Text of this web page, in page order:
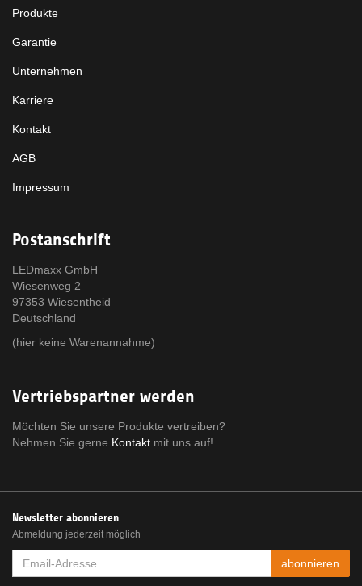
Produkte
Garantie
Unternehmen
Karriere
Kontakt
AGB
Impressum
Postanschrift
LEDmaxx GmbH
Wiesenweg 2
97353 Wiesentheid
Deutschland
(hier keine Warenannahme)
Vertriebspartner werden
Möchten Sie unsere Produkte vertreiben?
Nehmen Sie gerne Kontakt mit uns auf!
Newsletter abonnieren
Abmeldung jederzeit möglich
ADRESSE
abonnieren